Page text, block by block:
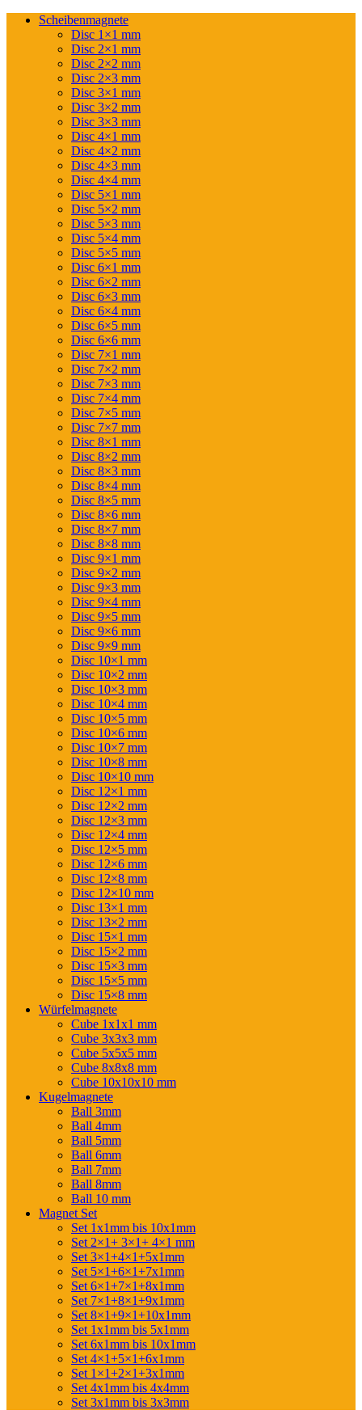
Scheibenmagnete
Disc 1×1 mm
Disc 2×1 mm
Disc 2×2 mm
Disc 2×3 mm
Disc 3×1 mm
Disc 3×2 mm
Disc 3×3 mm
Disc 4×1 mm
Disc 4×2 mm
Disc 4×3 mm
Disc 4×4 mm
Disc 5×1 mm
Disc 5×2 mm
Disc 5×3 mm
Disc 5×4 mm
Disc 5×5 mm
Disc 6×1 mm
Disc 6×2 mm
Disc 6×3 mm
Disc 6×4 mm
Disc 6×5 mm
Disc 6×6 mm
Disc 7×1 mm
Disc 7×2 mm
Disc 7×3 mm
Disc 7×4 mm
Disc 7×5 mm
Disc 7×7 mm
Disc 8×1 mm
Disc 8×2 mm
Disc 8×3 mm
Disc 8×4 mm
Disc 8×5 mm
Disc 8×6 mm
Disc 8×7 mm
Disc 8×8 mm
Disc 9×1 mm
Disc 9×2 mm
Disc 9×3 mm
Disc 9×4 mm
Disc 9×5 mm
Disc 9×6 mm
Disc 9×9 mm
Disc 10×1 mm
Disc 10×2 mm
Disc 10×3 mm
Disc 10×4 mm
Disc 10×5 mm
Disc 10×6 mm
Disc 10×7 mm
Disc 10×8 mm
Disc 10×10 mm
Disc 12×1 mm
Disc 12×2 mm
Disc 12×3 mm
Disc 12×4 mm
Disc 12×5 mm
Disc 12×6 mm
Disc 12×8 mm
Disc 12×10 mm
Disc 13×1 mm
Disc 13×2 mm
Disc 15×1 mm
Disc 15×2 mm
Disc 15×3 mm
Disc 15×5 mm
Disc 15×8 mm
Würfelmagnete
Cube 1x1x1 mm
Cube 3x3x3 mm
Cube 5x5x5 mm
Cube 8x8x8 mm
Cube 10x10x10 mm
Kugelmagnete
Ball 3mm
Ball 4mm
Ball 5mm
Ball 6mm
Ball 7mm
Ball 8mm
Ball 10 mm
Magnet Set
Set 1x1mm bis 10x1mm
Set 2×1+ 3×1+ 4×1 mm
Set 3×1+4×1+5x1mm
Set 5×1+6×1+7x1mm
Set 6×1+7×1+8x1mm
Set 7×1+8×1+9x1mm
Set 8×1+9×1+10x1mm
Set 1x1mm bis 5x1mm
Set 6x1mm bis 10x1mm
Set 4×1+5×1+6x1mm
Set 1×1+2×1+3x1mm
Set 4x1mm bis 4x4mm
Set 3x1mm bis 3x3mm